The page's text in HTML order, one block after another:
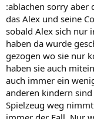
:ablachen sorry aber
das Alex und seine
sobald Alex sich nur
haben da wurde
gezogen wo sie nur
haben sie auch
auch immer ein
anderen kindern
Spielzeug weg